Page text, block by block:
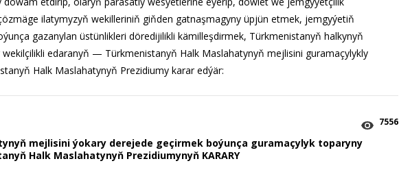
ilatymyzyň wekilleriniň giňden gatnaşmagyny üpjün etmek, jemgyýetiň
gazanylan üstünlikleri döredijilikli kämilleşdirmek, Türkmenistanyň halkynyň
edaranyň — Türkmenistanyň Halk Maslahatynyň mejlisini guramaçylykly
Halk Maslahatynyň Prezidiumy karar edýär:
7556
mejlisini ýokary derejede geçirmek boýunça guramaçylyk toparyny
Halk Maslahatynyň Prezidiumynyň KARARY